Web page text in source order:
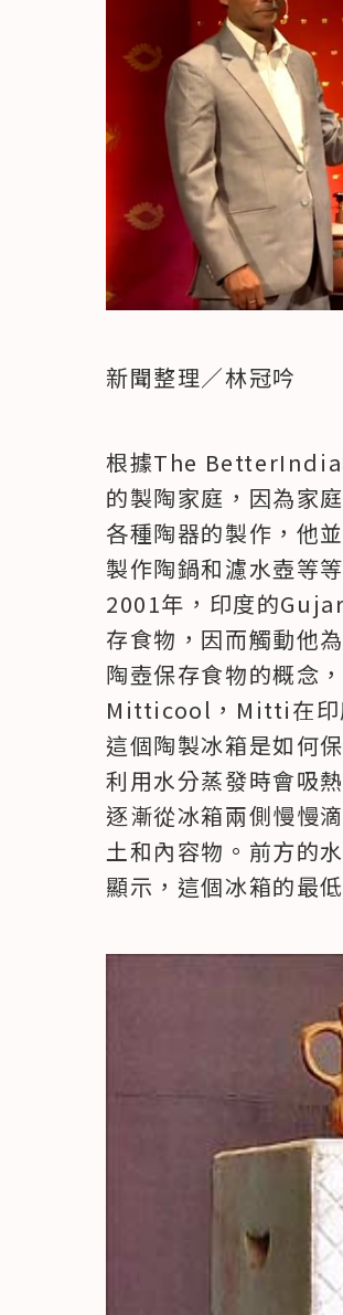
新聞整理／林冠吟
根據The
的製陶家庭，因為家
各種陶器的製作，他
製作陶鍋和濾水壺等等
2001年，印度的
存食物，因而觸動他
陶壺保存食物的概念
Mitticool，Mitti在印
這個陶製冰箱是如何
利用水分蒸發時會吸
逐漸從冰箱兩側慢慢
土和內容物。前方的
顯示，這個冰箱的最